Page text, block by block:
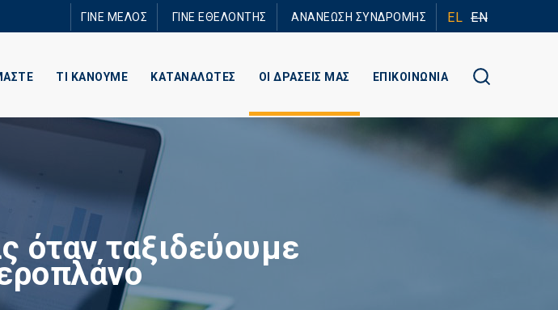
ΓΙΝΕ ΜΕΛΟΣ ΓΙΝΕ ΕΘΕΛΟΝΤΗΣ ΑΝΑΝΕΩΣΗ ΣΥΝΔΡΟΜΗΣ EL EN
ΤΙ ΚΑΝΟΥΜΕ ΚΑΤΑΝΑΛΩΤΕΣ ΟΙ ΔΡΑΣΕΙΣ ΜΑΣ ΕΠΙΚΟΙΝΩΝΙΑ
όταν ταξιδεύουμε